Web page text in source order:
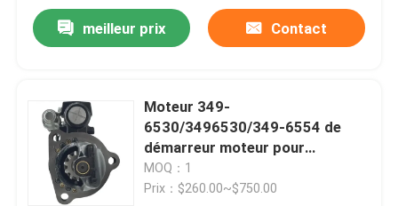
Maison
Vidéos
meilleur prix Contact
Moteur 349-
6530/3496530/349-6554 de
démarreur moteur pour
l'excavatrice
MOQ：1
Prix：$260.00~$750.00